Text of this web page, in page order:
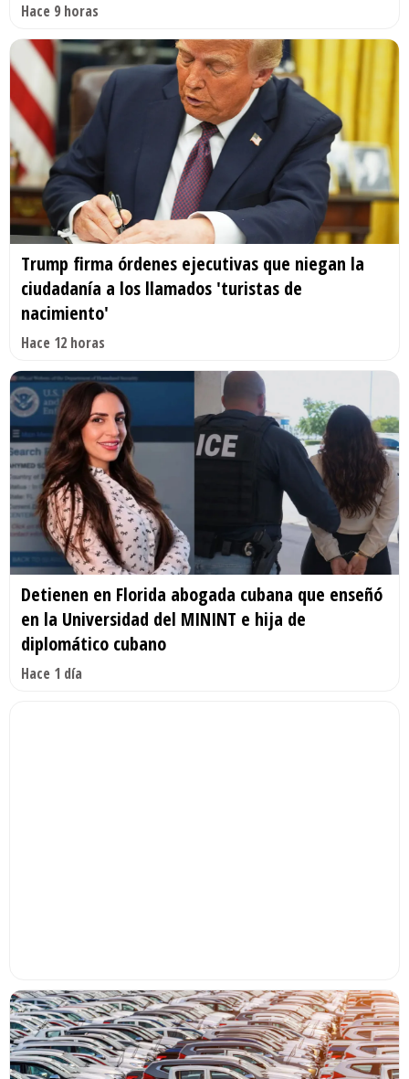
Hace 9 horas
Trump firma órdenes ejecutivas que niegan la
ciudadanía a los llamados 'turistas de
nacimiento'
Hace 12 horas
Detienen en Florida abogada cubana que enseñó
en la Universidad del MININT e hija de
diplomático cubano
Hace 1 día